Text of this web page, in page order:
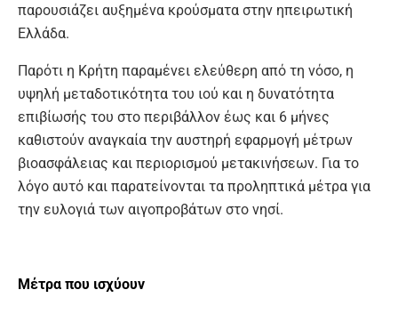
παρουσιάζει αυξημένα κρούσματα στην ηπειρωτική
Ελλάδα.
Παρότι η Κρήτη παραμένει ελεύθερη από τη νόσο, η
υψηλή μεταδοτικότητα του ιού και η δυνατότητα
επιβίωσής του στο περιβάλλον έως και 6 μήνες
καθιστούν αναγκαία την αυστηρή εφαρμογή μέτρων
βιοασφάλειας και περιορισμού μετακινήσεων. Για το
λόγο αυτό και παρατείνονται τα προληπτικά μέτρα για
την ευλογιά των αιγοπροβάτων στο νησί.
Μέτρα που ισχύουν